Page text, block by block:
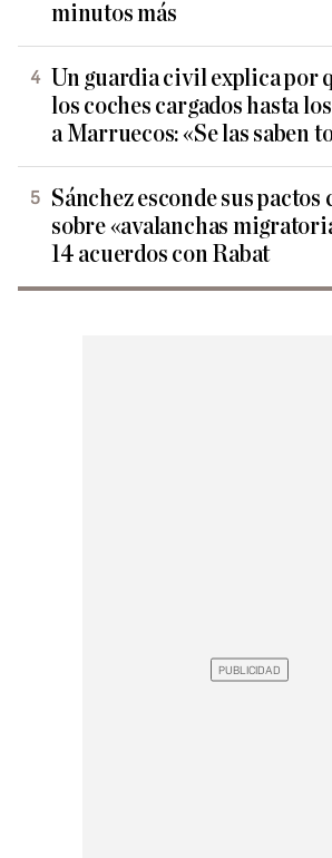
minutos más
Un guardia civil explica por
los coches cargados hasta
a Marruecos: «Se las saben
Sánchez esconde sus
sobre «avalanchas
14 acuerdos con Rabat